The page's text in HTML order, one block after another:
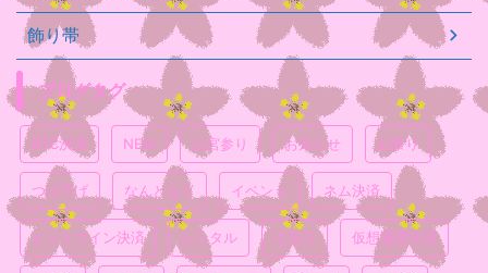
飾り帯
ブログタグ
BTC決済 NEM お宮参り お知らせ お祭り
つけ下げ なんとなく イベント ネム決済
ビットコイン決済 レンタル 七五三 仮想通貨決済